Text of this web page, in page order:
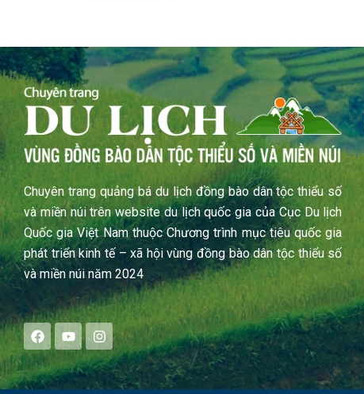
Chuyên trang quảng bá du lịch đồng bào dân tộc thiểu số
và miền núi trên website du lịch quốc gia của Cục Du lịch
Quốc gia Việt Nam thuộc Chương trình mục tiêu quốc gia
phát triển kinh tế – xã hội vùng đồng bào dân tộc thiểu số
và miền núi năm 2024
F
a
c
e
b
Y
o
u
t
u
I
n
s
t
a